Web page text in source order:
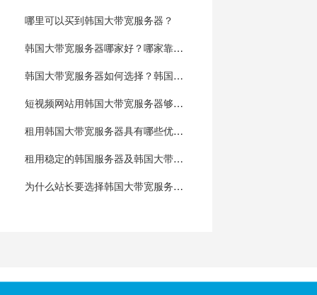
哪里可以买到韩国大带宽服务器？
韩国大带宽服务器哪家好？哪家靠谱一点
韩国大带宽服务器如何选择？韩国服务器多少钱一个月
短视频网站用韩国大带宽服务器够不够用？
租用韩国大带宽服务器具有哪些优势？
租用稳定的韩国服务器及韩国大带宽服务器为什么找自由互联
为什么站长要选择韩国大带宽服务器?